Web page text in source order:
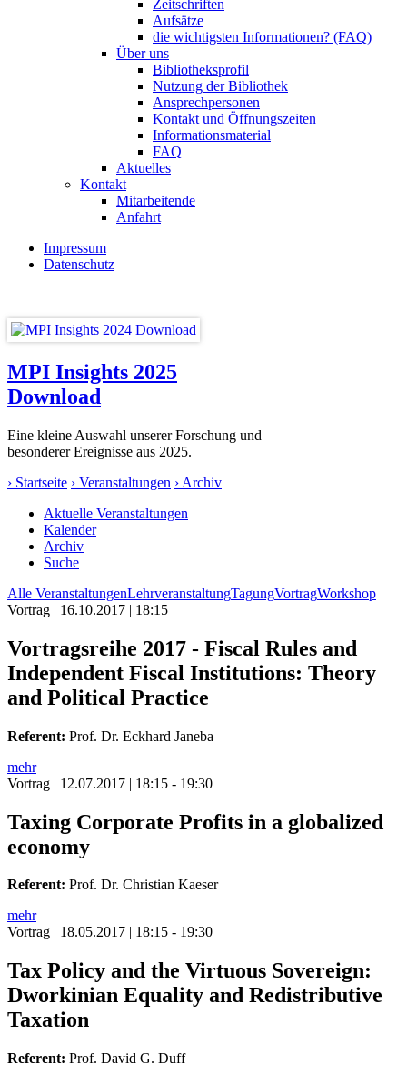
Zeitschriften
Aufsätze
die wichtigsten Informationen? (FAQ)
Über uns
Bibliotheksprofil
Nutzung der Bibliothek
Ansprechpersonen
Kontakt und Öffnungszeiten
Informationsmaterial
FAQ
Aktuelles
Kontakt
Mitarbeitende
Anfahrt
Impressum
Datenschutz
MPI Insights 2025
Download
Eine kleine Auswahl unserer Forschung und
besonderer Ereignisse aus 2025.
› Startseite › Veranstaltungen › Archiv
Aktuelle Veranstaltungen
Kalender
Archiv
Suche
Alle VeranstaltungenLehrveranstaltungTagungVortragWorkshop
Vortrag | 16.10.2017 | 18:15
Vortragsreihe 2017 - Fiscal Rules and
Independent Fiscal Institutions: Theory
and Political Practice
Referent: Prof. Dr. Eckhard Janeba
mehr
Vortrag | 12.07.2017 | 18:15 - 19:30
Taxing Corporate Profits in a globalized
economy
Referent: Prof. Dr. Christian Kaeser
mehr
Vortrag | 18.05.2017 | 18:15 - 19:30
Tax Policy and the Virtuous Sovereign:
Dworkinian Equality and Redistributive
Taxation
Referent: Prof. David G. Duff